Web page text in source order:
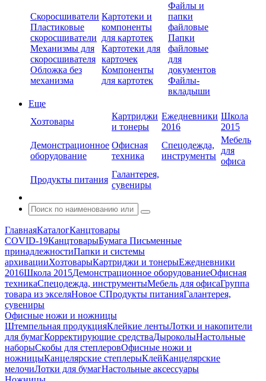
Скоросшиватели
Пластиковые
скоросшиватели
Механизмы для
скоросшивателя
Обложка без
механизма
Картотеки и
компоненты
для картотек
Картотеки для
карточек
Компоненты
для картотек
Файлы и
папки
файловые
Папки
файловые
для
документов
Файлы-
вкладыши
Еще
Хозтовары
Картриджи
и тонеры
Ежедневники
2016
Школа
2015
Демонстрационное
оборудование
Офисная
техника
Спецодежда,
инструменты
Мебель
для
офиса
Продукты питания
Галантерея,
сувениры
ГлавнаяКаталогКанцтовары
COVID-19КанцтоварыБумага Письменные
принадлежностиПапки и системы
архивацииХозтоварыКартриджи и тонерыЕжедневники
2016Школа 2015Демонстрационное оборудованиеОфисная
техникаСпецодежда, инструментыМебель для офисаГруппа
товара из экселяНовое СПродукты питанияГалантерея,
сувениры
Офисные ножи и ножницы
Штемпельная продукцияКлейкие лентыЛотки и накопители
для бумагКорректирующие средстваДыроколыНастольные
наборыСкобы для степлеровОфисные ножи и
ножницыКанцелярские степлерыКлейКанцелярские
мелочиЛотки для бумагНастольные аксессуары